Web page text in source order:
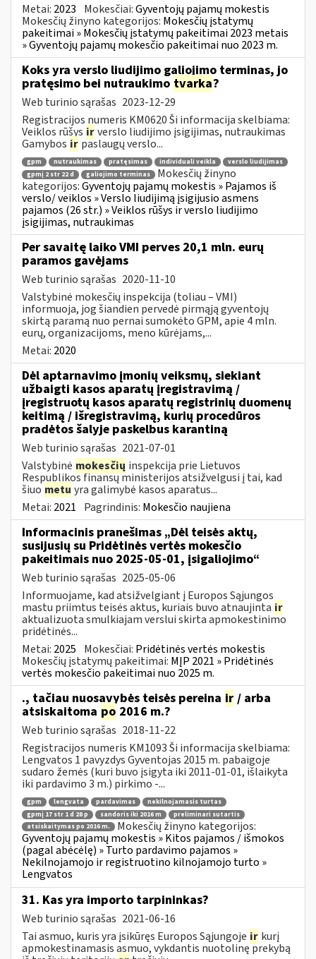
Metai: 2023 Mokesčiai:Gyventojų pajamų mokestis
Mokesčių žinyno kategorijos: Mokesčių įstatymų
pakeitimai » Mokesčių įstatymų pakeitimai 2023 metais
» Gyventojų pajamų mokesčio pakeitimai nuo 2023 m.
Koks yra verslo liudijimo galiojimo terminas, jo
pratęsimo bei nutraukimo tvarka?
Web turinio sąrašas 2023-12-29
Registracijos numeris KM0620 Ši informacija skelbiama:
Veiklos rūšys irverslo liudijimo įsigijimas, nutraukimas
Gamybos ir paslaugų verslo...
gpm nutraukimas pratęsimas individuali veikla
verslo liudijimas
gpmį 2 str 22 d
galiojimo terminas
Mokesčių žinyno
kategorijos:Gyventojų pajamų mokestis » Pajamos iš
verslo/ veiklos » Verslo liudijimą įsigijusio asmens
pajamos (26 str.) » Veiklos rūšys ir verslo liudijimo
įsigijimas, nutraukimas
Per savaitę laiko VMI perves 20,1 mln. eurų
paramos gavėjams
Web turinio sąrašas 2020-11-10
Valstybinė mokesčių inspekcija (toliau – VMI)
informuoja, jog šiandien pervedė pirmąją gyventojų
skirtą paramą nuo pernai sumokėto GPM, apie 4 mln.
eurų, organizacijoms, meno kūrėjams,...
Metai: 2020
Dėl aptarnavimo įmonių veiksmų, siekiant
užbaigti kasos aparatų įregistravimą /
įregistruotų kasos aparatų registrinių duomenų
keitimą / išregistravimą, kurių procedūros
pradėtos šalyje paskelbus karantiną
Web turinio sąrašas 2021-07-01
Valstybinė mokesčių inspekcija prie Lietuvos
Respublikos finansų ministerijos atsižvelgusi į tai, kad
šiuo metu yra galimybė kasos aparatus...
Metai: 2021 Pagrindinis: Mokesčio naujiena
Informacinis pranešimas „Dėl teisės aktų,
susijusių su Pridėtinės vertės mokesčio
pakeitimais nuo 2025-05-01, įsigaliojimo“
Web turinio sąrašas 2025-05-06
Informuojame, kad atsižvelgiant į Europos Sąjungos
mastu priimtus teisės aktus, kuriais buvo atnaujinta ir
aktualizuota smulkiajam verslui skirta apmokestinimo
pridėtinės...
Metai: 2025 Mokesčiai: Pridėtinės vertės mokestis
Mokesčių įstatymų pakeitimai: MĮP 2021 » Pridėtinės
vertės mokesčio pakeitimai nuo 2025 m.
., tačiau nuosavybės teisės pereina ir / arba
atsiskaitoma po 2016 m.?
Web turinio sąrašas 2018-11-22
Registracijos numeris KM1093 Ši informacija skelbiama:
Lengvatos 1 pavyzdys Gyventojas 2015 m. pabaigoje
sudaro žemės (kuri buvo įsigyta iki 2011-01-01, išlaikyta
iki pardavimo 3 m.) pirkimo -...
gpm lengvata pardavimas
nekilnojamasis turtas
gpmį 17 str 1 d 28 p
sandoris iki 2016 m
preliminari sutartis
atsiskaitymas po 2016 m.
Mokesčių žinyno kategorijos:
Gyventojų pajamų mokestis » Kitos pajamos / išmokos
(pagal abėcėlę) » Turto pardavimo pajamos »
Nekilnojamojo ir registruotino kilnojamojo turto »
Lengvatos
31. Kas yra importo tarpininkas?
Web turinio sąrašas 2021-06-16
Tai asmuo, kuris yra įsikūręs Europos Sąjungoje ir kurį
apmokestinamasis asmuo, vykdantis nuotolinę prekybą